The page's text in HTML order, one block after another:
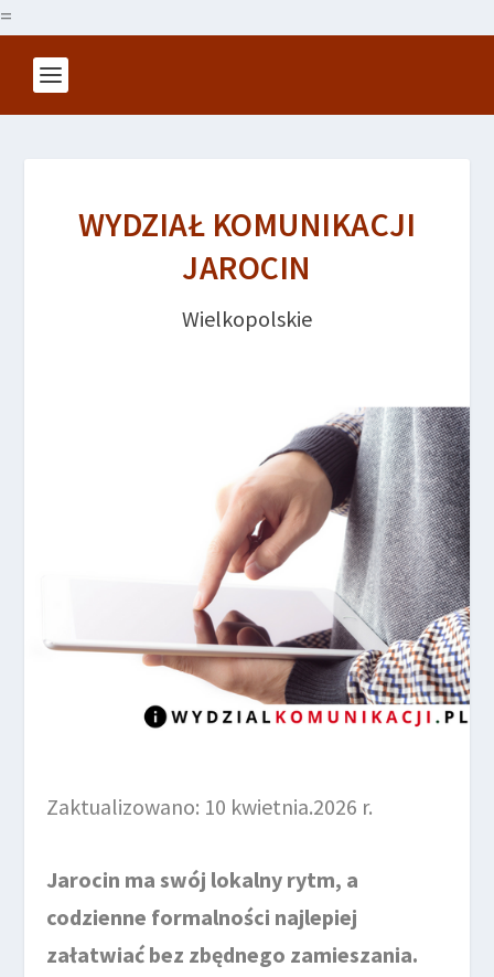
=
WYDZIAŁ KOMUNIKACJI
JAROCIN
Wielkopolskie
Zaktualizowano: 10 kwietnia.2026 r.
Jarocin ma swój lokalny rytm, a
codzienne formalności najlepiej
załatwiać bez zbędnego zamieszania.